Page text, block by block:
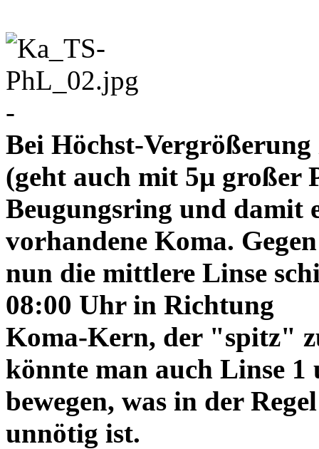
-
Bei Höchst-
(geht auch mit 5µ großer
Beugungsring und damit
vorhandene Koma.
nun die mittlere Linse
08:00 Uhr in Richtung
Koma-Kern, der "spitz"
könnte man auch Linse
bewegen, was in der Regel
unnötig ist.